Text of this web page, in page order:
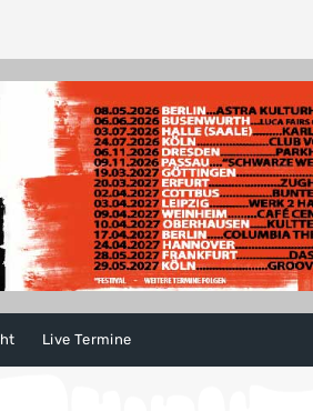
Live Termine